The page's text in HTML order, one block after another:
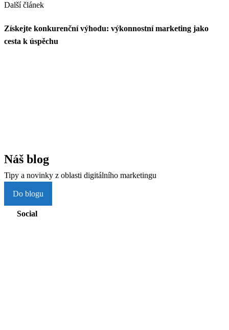
Další článek
Získejte konkurenční výhodu: výkonnostní marketing jako
cesta k úspěchu
Náš blog
Tipy a novinky z oblasti digitálního marketingu
Do blogu
Social